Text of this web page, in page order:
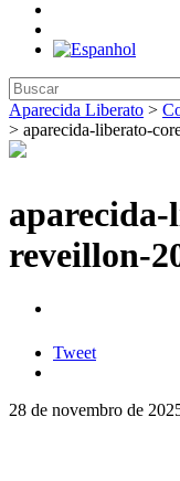
Aparecida Liberato >
> aparecida-liberato-
reveillon-
Tweet
28 de novembro de